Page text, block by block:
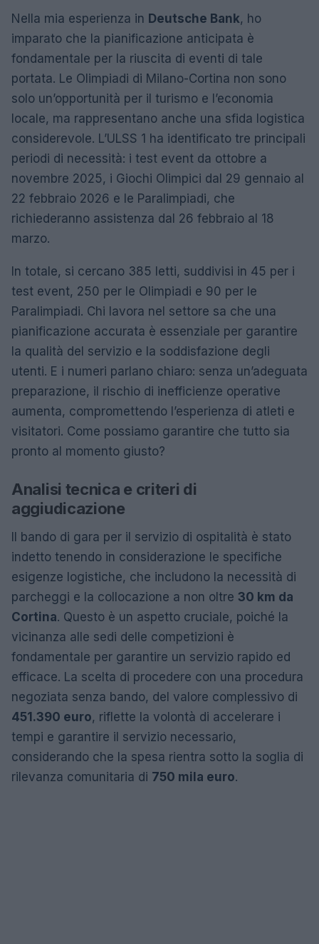
Nella mia esperienza in Deutsche Bank, ho
imparato che la pianificazione anticipata è
fondamentale per la riuscita di eventi di tale
portata. Le Olimpiadi di Milano-Cortina non sono
solo un’opportunità per il turismo e l’economia
locale, ma rappresentano anche una sfida logistica
considerevole. L’ULSS 1 ha identificato tre principali
periodi di necessità: i test event da ottobre a
novembre 2025, i Giochi Olimpici dal 29 gennaio al
22 febbraio 2026 e le Paralimpiadi, che
richiederanno assistenza dal 26 febbraio al 18
marzo.
In totale, si cercano 385 letti, suddivisi in 45 per i
test event, 250 per le Olimpiadi e 90 per le
Paralimpiadi. Chi lavora nel settore sa che una
pianificazione accurata è essenziale per garantire
la qualità del servizio e la soddisfazione degli
utenti. E i numeri parlano chiaro: senza un’adeguata
preparazione, il rischio di inefficienze operative
aumenta, compromettendo l’esperienza di atleti e
visitatori. Come possiamo garantire che tutto sia
pronto al momento giusto?
Analisi tecnica e criteri di
aggiudicazione
Il bando di gara per il servizio di ospitalità è stato
indetto tenendo in considerazione le specifiche
esigenze logistiche, che includono la necessità di
parcheggi e la collocazione a non oltre 30 km da
Cortina. Questo è un aspetto cruciale, poiché la
vicinanza alle sedi delle competizioni è
fondamentale per garantire un servizio rapido ed
efficace. La scelta di procedere con una procedura
negoziata senza bando, del valore complessivo di
451.390 euro, riflette la volontà di accelerare i
tempi e garantire il servizio necessario,
considerando che la spesa rientra sotto la soglia di
rilevanza comunitaria di 750 mila euro.